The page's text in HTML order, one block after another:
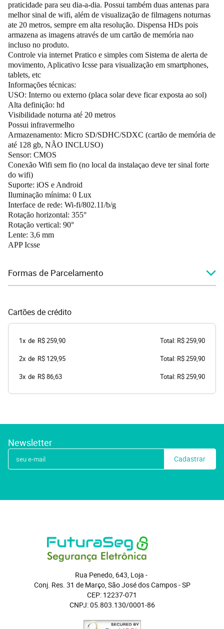
praticidade para seu dia-a-dia. Possui também duas antenas para
melhor sinal de wifi, além de visualização de filmagens noturnas
ate 20 metros, sempre em alta resolução. Dispensa HDs pois
armazena as imagens através de um cartão de memória nao
incluso no produto.
Controle via internet Pratico e simples com Sistema de alerta de
movimento, Aplicativo Icsse para visualização em smartphones,
tablets, etc
Informações técnicas:
USO: Interno ou externo (placa solar deve ficar exposta ao sol)
Alta definição: hd
Visibilidade noturna até 20 metros
Possui infravermelho
Armazenamento: Micro SD/SDHC/SDXC (cartão de memória de
até 128 gb, NÃO INCLUSO)
Sensor: CMOS
Conexão Wifi sem fio (no local da instalaçao deve ter sinal forte
do wifi)
Suporte: iOS e Android
Iluminação mínima: 0 Lux
Interface de rede: Wi-fi/802.11/b/g
Rotação horizontal: 355°
Rotação vertical: 90°
Lente: 3,6 mm
APP Icsse
Formas de Parcelamento
Cartões de crédito
1x de R$ 259,90
Total: R$ 259,90
2x de R$ 129,95
Total: R$ 259,90
3x de R$ 86,63 Total: R$ 259,90
Newsletter
Cadastrar
Rua Penedo, 643, Loja -
Conj. Res. 31 de Março, São José dos Campos - SP
CEP: 12237-071
CNPJ: 05.803.130/0001-86